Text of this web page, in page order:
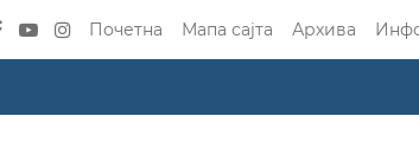
Почетна Мапа сајта Архива